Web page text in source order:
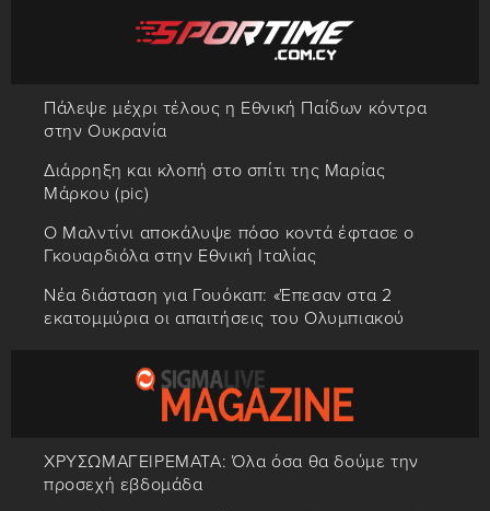
Πάλεψε μέχρι τέλους η Εθνική Παίδων κόντρα
στην Ουκρανία
Διάρρηξη και κλοπή στο σπίτι της Μαρίας
Μάρκου (pic)
Ο Μαλντίνι αποκάλυψε πόσο κοντά έφτασε ο
Γκουαρδιόλα στην Εθνική Ιταλίας
Νέα διάσταση για Γουόκαπ: «Έπεσαν στα 2
εκατομμύρια οι απαιτήσεις του Ολυμπιακού
ΧΡΥΣΩΜΑΓΕΙΡΕΜΑΤΑ: Όλα όσα θα δούμε την
προσεχή εβδομάδα